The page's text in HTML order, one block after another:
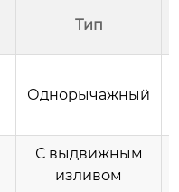
Тип
Однорычажный
С выдвижным
изливом